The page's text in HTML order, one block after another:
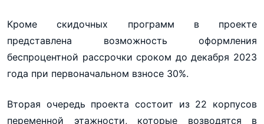
Кроме скидочных программ в проекте
представлена возможность оформления
беспроцентной рассрочки сроком до декабря 2023
года при первоначальном взносе 30%.
Вторая очередь проекта состоит из 22 корпусов
переменной этажности, которые возводятся в